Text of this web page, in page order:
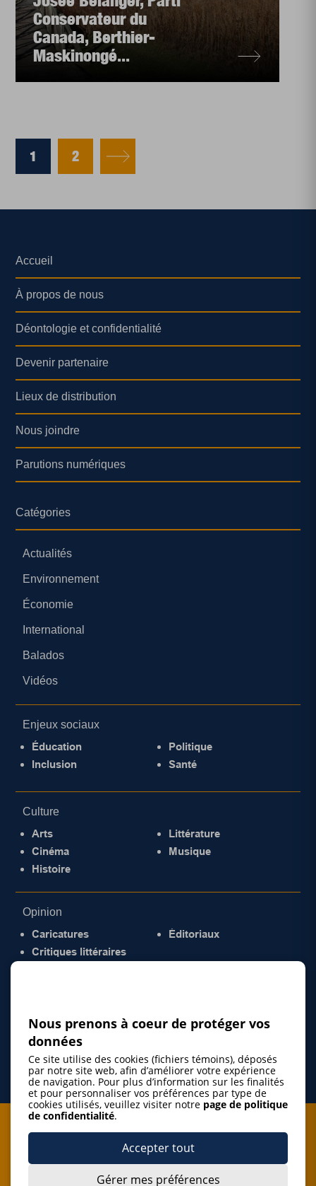
Conservateur du
Canada, Berthier-
Maskinongé...
1 2
Accueil
À propos de nous
Déontologie et confidentialité
Devenir partenaire
Lieux de distribution
Nous joindre
Parutions numériques
Catégories
Actualités
Environnement
Économie
International
Balados
Vidéos
Enjeux sociaux
Éducation
Inclusion
Politique
Santé
Culture
Arts
Cinéma
Histoire
Littérature
Musique
Opinion
Caricatures
Critiques littéraires
Éditoriaux
Je m'abonne à l'infolettre
Nous prenons à coeur de protéger vos
données
Ce site utilise des cookies (fichiers témoins), déposés
par notre site web, afin d’améliorer votre expérience
de navigation. Pour plus d’information sur les finalités
et pour personnaliser vos préférences par type de
cookies utilisés, veuillez visiter notre page de politique
de confidentialité.
Accepter tout
Gérer mes préférences